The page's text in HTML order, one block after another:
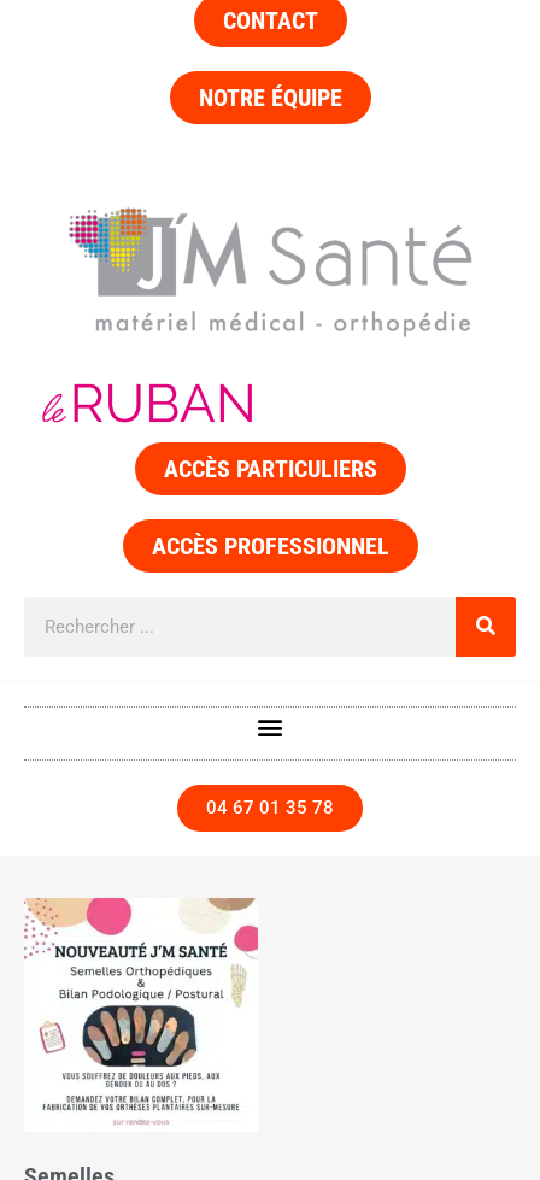
CONTACT
NOTRE ÉQUIPE
ACCÈS PARTICULIERS
ACCÈS PROFESSIONNEL
04 67 01 35 78